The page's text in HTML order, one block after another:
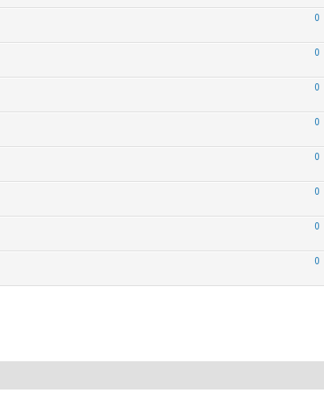
0
0
0
0
0
0
0
0